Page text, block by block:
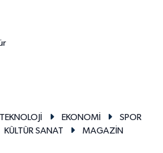
EKONOMİ
SPOR
KÜLTÜR SANAT
MAGAZİN